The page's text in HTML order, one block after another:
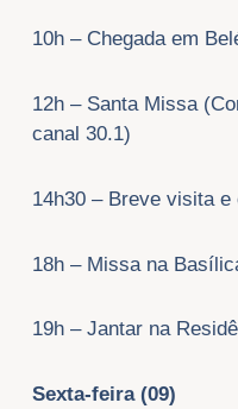
10h – Chegada em
12h – Santa Missa
canal 30.1)
14h30 – Breve visita
18h – Missa na
19h – Jantar na
Sexta-feira (09)